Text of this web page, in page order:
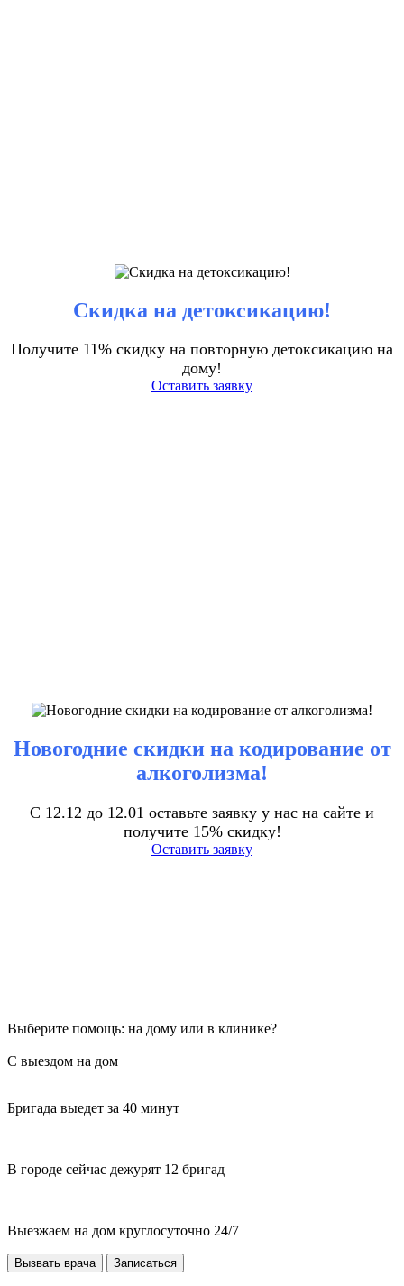
Скидка на детоксикацию!
Получите 11% скидку на повторную детоксикацию на
дому!
Оставить заявку
Новогодние скидки на кодирование от
алкоголизма!
С 12.12 до 12.01 оставьте заявку у нас на сайте и
получите 15% скидку!
Оставить заявку
Выберите помощь: на дому или в клинике?
С выездом на дом
Бригада выедет за 40 минут
В городе сейчас дежурят 12 бригад
Выезжаем на дом круглосуточно 24/7
Вызвать врача Записаться